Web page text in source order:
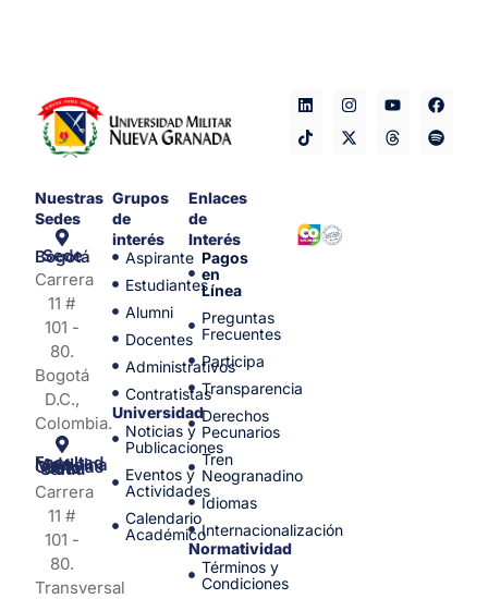
Nuestras
Sedes
Sede Bogotá
Carrera
11 #
101 -
80.
Bogotá
D.C.,
Colombia.
Facultad de Medicina y Ciencias de la Salud
Carrera
11 #
101 -
80.
Transversal
Grupos
de
interés
Aspirante
Estudiantes
Alumni
Docentes
Administrativos
Contratistas
Universidad
Noticias y
Publicaciones
Eventos y
Actividades
Calendario
Académico
Enlaces
de
Interés
Pagos
en
Línea
Preguntas
Frecuentes
Participa
Transparencia
Derechos
Pecunarios
Tren
Neogranadino
Idiomas
Internacionalización
Normatividad
Términos y
Condiciones